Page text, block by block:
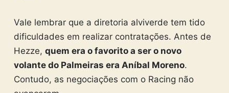
Vale lembrar que a diretoria alviverde tem tido
dificuldades em realizar contratações. Antes de
Hezze, quem era o favorito a ser o novo
volante do Palmeiras era Aníbal Moreno.
Contudo, as negociações com o Racing não